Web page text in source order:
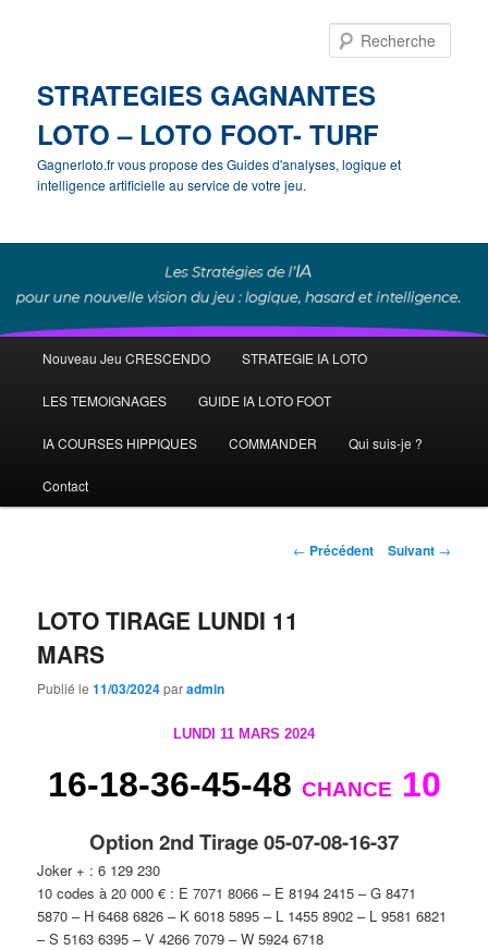
STRATEGIES GAGNANTES
LOTO – LOTO FOOT- TURF
Gagnerloto.fr vous propose des Guides d'analyses, logique et
intelligence artificielle au service de votre jeu.
principal
Aller
au
contenu
Nouveau Jeu CRESCENDO STRATEGIE IA LOTO
LES TEMOIGNAGES GUIDE IA LOTO FOOT
IA COURSES HIPPIQUES COMMANDER Qui suis-je ?
Contact
Navigation
← Précédent Suivant →
LOTO TIRAGE LUNDI 11
MARS
Publié le11/03/2024paradmin
LUNDI 11 MARS 2024
16-18-36-45-48 CHANCE 10
Option 2nd Tirage 05-07-08-16-37
Joker + : 6 129 230
10 codes à 20 000 € : E 7071 8066 – E 8194 2415 –G 8471
5870 – H 6468 6826 – K 6018 5895 – L 1455 8902 – L 9581 6821
–S 5163 6395 –V 4266 7079 –W 5924 6718